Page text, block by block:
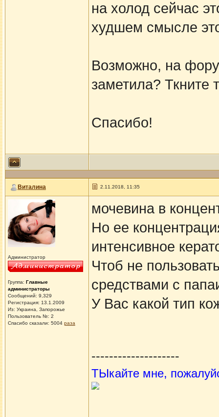
на холод сейчас
худшем смысле
Возможно, на
заметила? Ткните
Спасибо!
Виталина 2.11.2018, 11:35
Администратор
Группа: Главные
администраторы
Сообщений: 9,329
Регистрация: 13.1.2009
Из: Украина, Запорожье
Пользователь №: 2
Спасибо сказали: 5004 раза
мочевина в
Но ее
интенсивное
Чтоб не
средствами с
У Вас какой тип
--------------------
ТЫкайте мне,